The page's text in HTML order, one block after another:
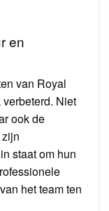
en
van Royal
Niet
ook de
staat om hun
het team ten